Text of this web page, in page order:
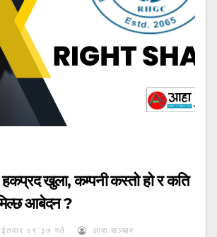
हकप्रद खुला, कम्पनी कस्तो हो र कति
आबेदन ?
०९:३७ गते आहा सञ्चार